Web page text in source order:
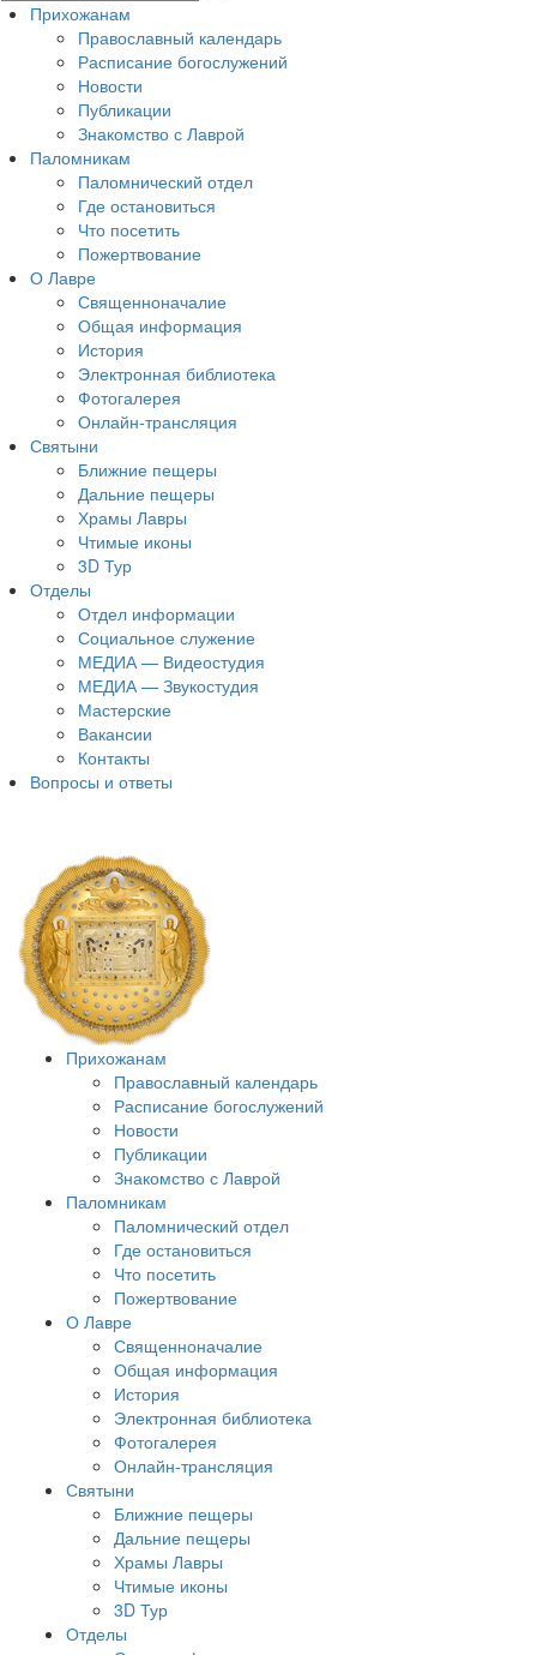
Прихожанам
Православный календарь
Расписание богослужений
Новости
Публикации
Знакомство с Лаврой
Паломникам
Паломнический отдел
Где остановиться
Что посетить
Пожертвование
О Лавре
Священноначалие
Общая информация
История
Электронная библиотека
Фотогалерея
Онлайн-трансляция
Святыни
Ближние пещеры
Дальние пещеры
Храмы Лавры
Чтимые иконы
3D Тур
Отделы
Отдел информации
Социальное служение
МЕДИА — Видеостудия
МЕДИА — Звукостудия
Мастерские
Вакансии
Контакты
Вопросы и ответы
Прихожанам
Православный календарь
Расписание богослужений
Новости
Публикации
Знакомство с Лаврой
Паломникам
Паломнический отдел
Где остановиться
Что посетить
Пожертвование
О Лавре
Священноначалие
Общая информация
История
Электронная библиотека
Фотогалерея
Онлайн-трансляция
Святыни
Ближние пещеры
Дальние пещеры
Храмы Лавры
Чтимые иконы
3D Тур
Отделы